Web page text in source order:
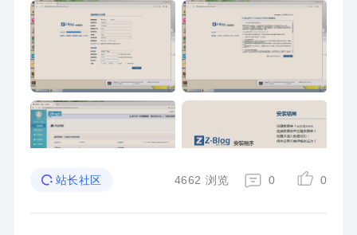
站长社区 4662 浏览 0 0